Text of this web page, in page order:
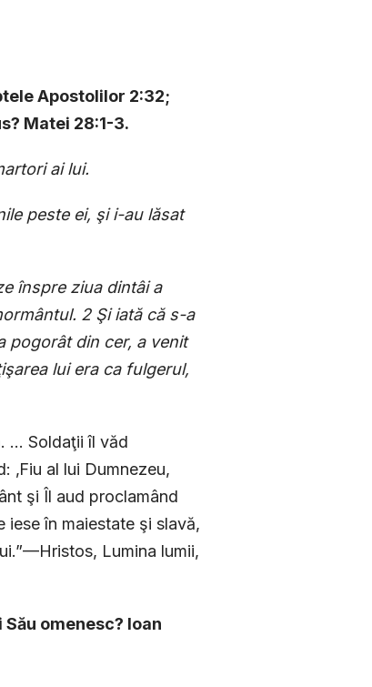
Apostolilor 2:32;
Matei 28:1-3.
ai lui.
peste ei, şi i-au lăsat
înspre ziua dintâi a
2 Şi iată că s-a
pogorât din cer, a venit
lui era ca fulgerul,
... Soldaţii îl văd
al lui Dumnezeu,
şi Îl aud proclamând
iese în maiestate şi slavă,
Lumina lumii,
omenesc? Ioan